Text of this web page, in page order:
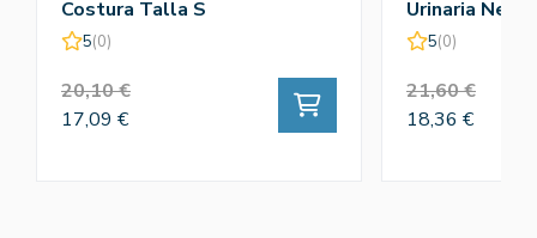
Costura Talla S
5(0)
20,10 €
17,09 €
Urinaria
5(0)
21,60 €
18,36 €